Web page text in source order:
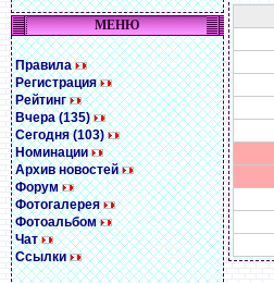
МЕНЮ
Правила
Регистрация
Рейтинг
Вчера (135)
Сегодня (103)
Номинации
Архив новостей
Форум
Фотогалерея
Фотоальбом
Чат
Ссылки